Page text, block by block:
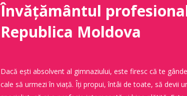
Învățământul
Republica Moldova
Dacă ești absolvent al gimnaziului, este firesc că te
cale să urmezi în viață. Îți propui, întâi de toate, să devii